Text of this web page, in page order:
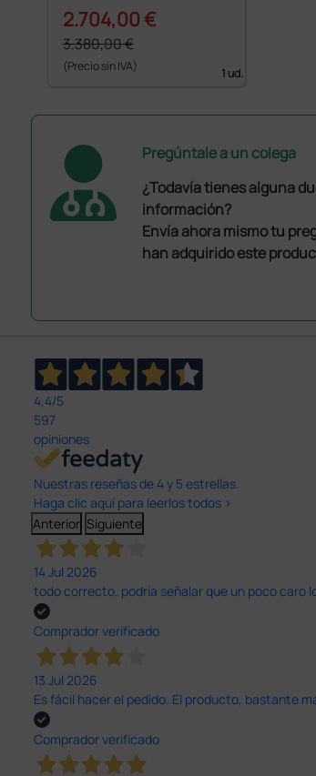
2.704,00 €
3.380,00 €
(Precio sin IVA) 1 ud.
Pregúntale a un colega
¿Todavía tienes alguna
información?
Envía ahora mismo tu
han adquirido este
4,4/5
597
opiniones
Nuestras reseñas de 4 y 5 estrellas.
Haga clic aquí para leerlos todos >
Anterior Siguiente
14 Jul 2026
todo correcto. podria señalar que un poco caro
Comprador verificado
13 Jul 2026
Es fácil hacer el pedido. El producto, bastante
Comprador verificado